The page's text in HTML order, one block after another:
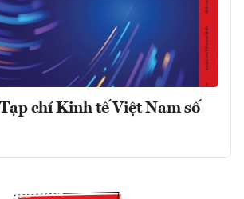
chí Kinh tế Việt Nam số